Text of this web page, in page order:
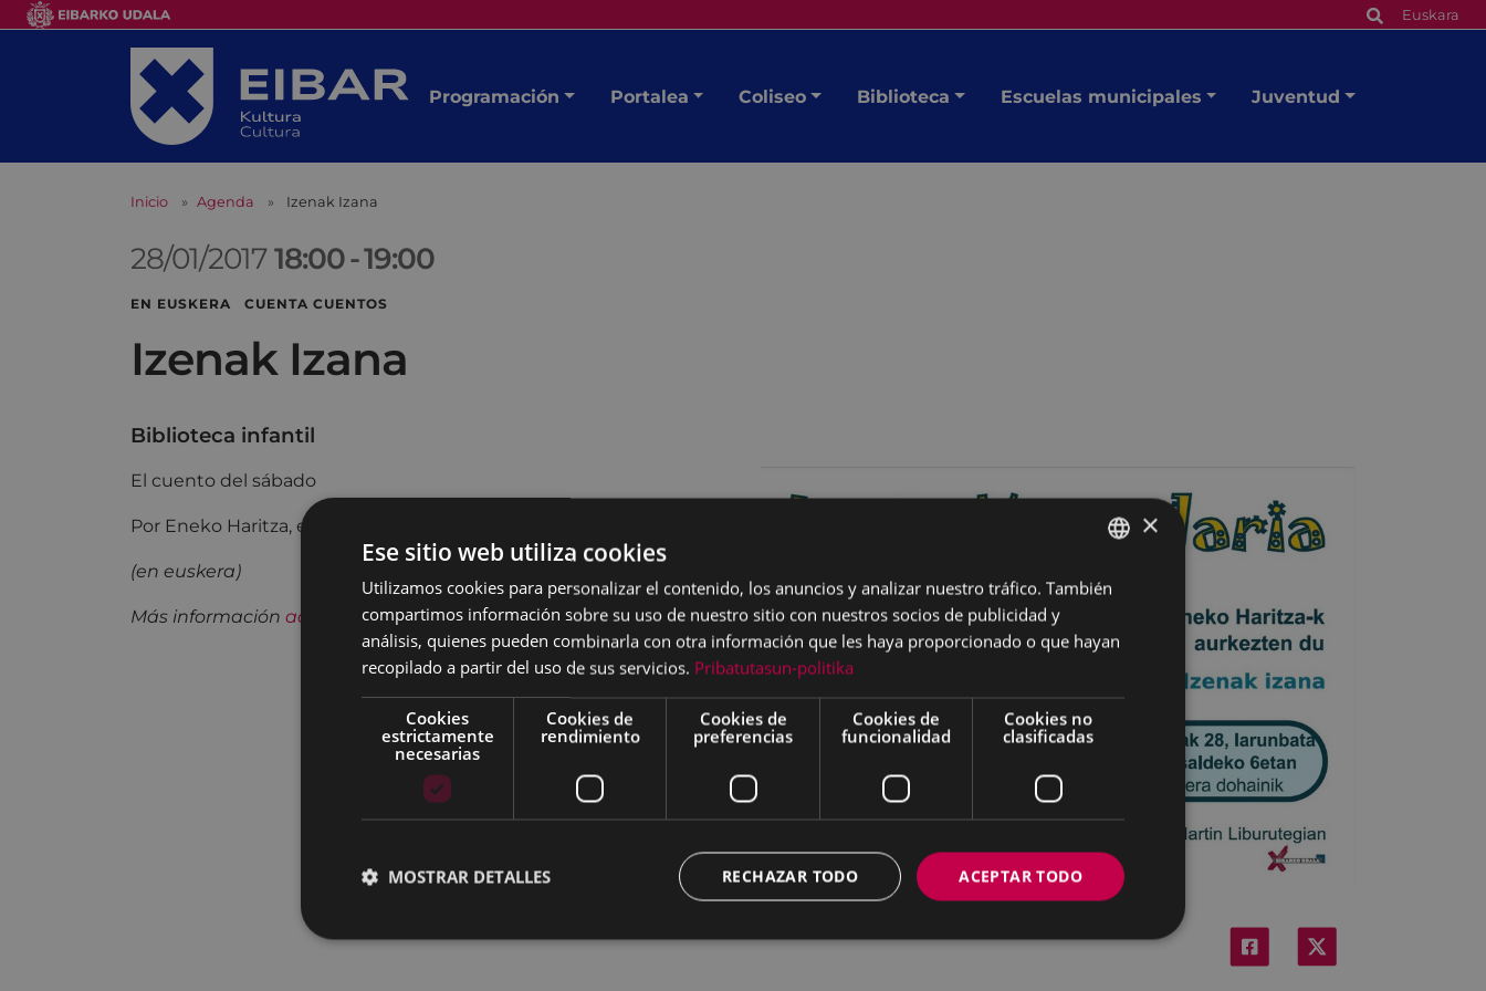
Euskara
Programación Portalea Coliseo Biblioteca Escuelas municipales Juventud
Inicio Agenda Izenak Izana
28/01/201718:00-19:00
EN EUSKERA CUENTA CUENTOS
Izenak Izana
Biblioteca infantil
El cuento del sábado
Por Eneko Haritza, en la Biblioteca infantil.
(en euskera)
Más información aquí
BASQUE
×
Ese sitio web utiliza cookies
Utilizamos cookies para personalizar el contenido, los anuncios y analizar nuestro tráfico. También
compartimos información sobre su uso de nuestro sitio con nuestros socios de publicidad y
análisis, quienes pueden combinarla con otra información que les haya proporcionado o que hayan
recopilado a partir del uso de sus servicios. Pribatutasun-politika
Cookies
estrictamente
necesarias
Cookies de
rendimiento
Cookies de
preferencias
Cookies de
funcionalidad
Cookies no
clasificadas
ACEPTAR TODO
RECHAZAR TODO
MOSTRAR DETALLES